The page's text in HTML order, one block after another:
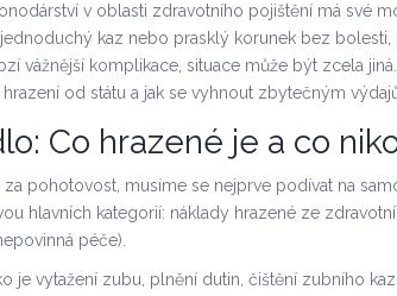
v oblasti zdravotního pojištění má své
kaz nebo prasklý korunek bez bolesti,
vážnější komplikace, situace může být zcela
od státu a jak se vyhnout zbytečným
Co hrazené je a co
pohotovost, musíme se nejprve podívat na
hlavních kategorií: náklady hrazené ze
péče).
je vytažení zubu, plnění dutin, čištění zubního